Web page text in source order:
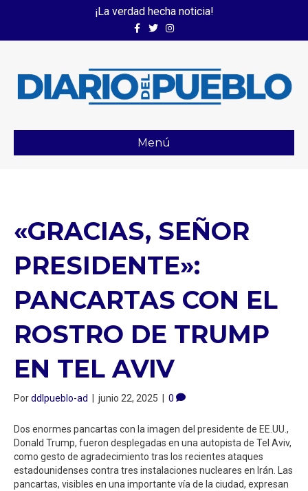
¡La verdad hecha noticia!
FacebookTwitterInstagram
Menú
«GRACIAS, SEÑOR
PRESIDENTE»:
PANCARTAS CON EL
ROSTRO DE TRUMP
EN TEL AVIV
Porddlpueblo-ad | junio 22, 2025 | 0
Dos enormes pancartas con la imagen del presidente de EE.UU.,
Donald Trump, fueron desplegadas en una autopista de Tel Aviv,
como gesto de agradecimiento tras los recientes ataques
estadounidenses contra tres instalaciones nucleares en Irán. Las
pancartas, visibles en una importante vía de la ciudad, expresan